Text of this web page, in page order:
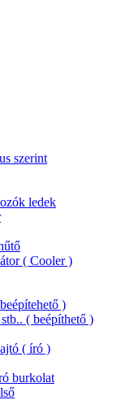
szerint
ledek
( Cooler )
)
( beépíthető )
( író )
burkolat